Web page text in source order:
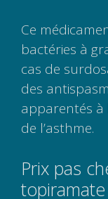
Ce
bactéries à
cas de
des
apparentés à
de l’asthme.
Prix pas